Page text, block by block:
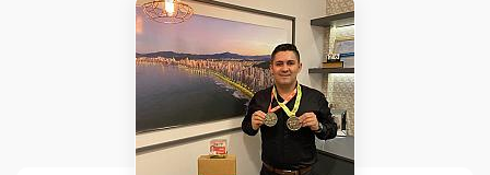
Piso Porcelanato
Acabamento em Gesso